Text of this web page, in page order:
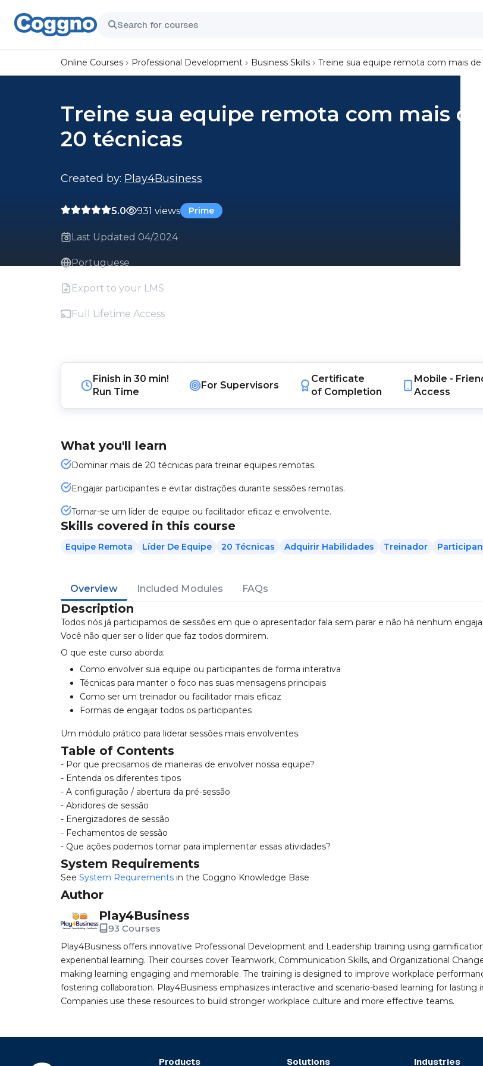
Online Courses Professional Development Business Skills Treine sua equipe remota com mais
Treine sua equipe remota com mais de
20 técnicas
Created by: Play4Business
5.0 931 views Prime
Last Updated 04/2024
Portuguese
Export to your LMS
Full Lifetime Access
Finish in 30 min!
Run Time
For Supervisors
Certificate
of Completion
Mobile -
Access
What you'll learn
Dominar mais de 20 técnicas para treinar equipes remotas.
Engajar participantes e evitar distrações durante sessões remotas.
Tornar-se um líder de equipe ou facilitador eficaz e envolvente.
Skills covered in this course
Equipe Remota Líder De Equipe 20 Técnicas Adquirir Habilidades Treinador
Overview Included Modules FAQs
Description
Todos nós já participamos de sessões em que o apresentador fala sem parar e não há nenhum
Você não quer ser o líder que faz todos dormirem.
O que este curso aborda:
Como envolver sua equipe ou participantes de forma interativa
Técnicas para manter o foco nas suas mensagens principais
Como ser um treinador ou facilitador mais eficaz
Formas de engajar todos os participantes
Um módulo prático para liderar sessões mais envolventes.
Table of Contents
- Por que precisamos de maneiras de envolver nossa equipe?
- Entenda os diferentes tipos
- A configuração / abertura da pré-sessão
- Abridores de sessão
- Energizadores de sessão
- Fechamentos de sessão
- Que ações podemos tomar para implementar essas atividades?
System Requirements
See System Requirements in the Coggno Knowledge Base
Author
Play4Business
93 Courses
Play4Business offers innovative Professional Development and Leadership training using
experiential learning. Their courses cover Teamwork, Communication Skills, and Organizational
making learning engaging and memorable. The training is designed to improve workplace
fostering collaboration. Play4Business emphasizes interactive and scenario-based learning for lasting
Companies use these resources to build stronger workplace culture and more effective teams.
Products Solutions Industries